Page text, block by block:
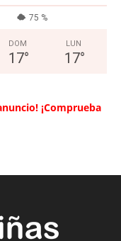
75 %
DOM
17°
LUN
17°
¡Comprueba